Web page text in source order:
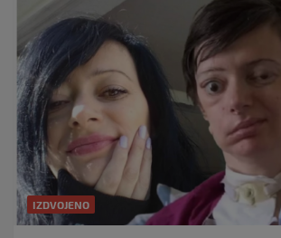
IZDVOJENO